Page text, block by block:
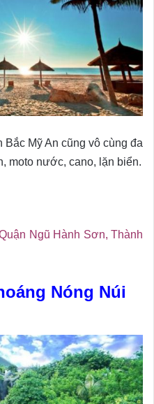
Mỹ An cũng vô cùng đa
moto nước, cano, lặn biển.
Ngũ Hành Sơn, Thành
Nóng Núi